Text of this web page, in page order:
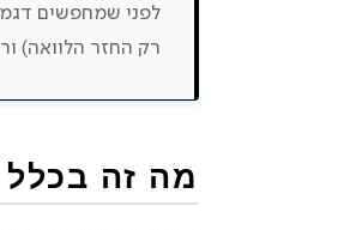
לפני שמחפשים
רק החזר הלוואה)
מה זה בכלל